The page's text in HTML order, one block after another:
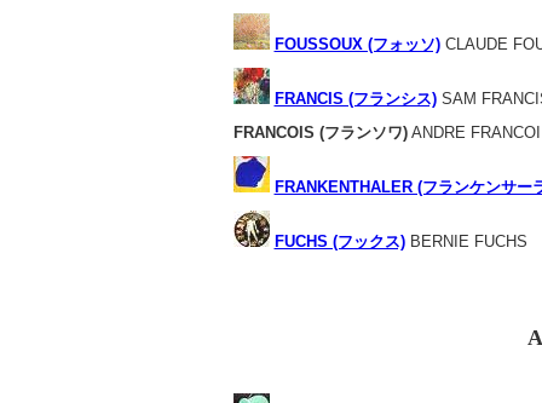
FOUSSOUX (フォッソ)CLAUDE
FRANCIS (フランシス)SAM
FRANCOIS (フランソワ)ANDRE FRANCOI
FRANKENTHALER (フランケンサー
FUCHS (フックス)BERNIE FUCHS